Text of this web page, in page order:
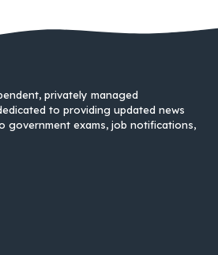
privately managed
to providing updated news
government exams, job notifications,